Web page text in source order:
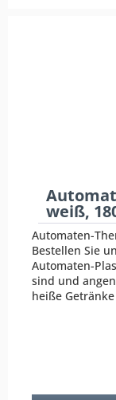
weiß,
Automaten-
Bestellen Sie
Automaten-
sind und
heiße